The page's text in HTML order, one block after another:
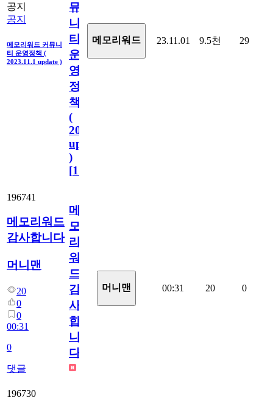
공지
공지
메모리워드 커뮤니
티 운영정책 (
2023.11.1 update )
뮤
니
티
운
영
정
책
(
2023.11.1
update
)
[110
메모리워드 23.11.01 9.5천 29
196741
메모리워드
감사합니다
머니맨
20
0
0
00:31
0
댓글
메
모
리
워
드
감
사
합
니
다
머니맨 00:31 20 0
196730